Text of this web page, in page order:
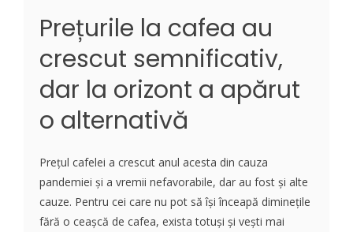
Prețurile la cafea au
crescut semnificativ,
dar la orizont a apărut
o alternativă
Prețul cafelei a crescut anul acesta din cauza
pandemiei și a vremii nefavorabile, dar au fost și alte
cauze. Pentru cei care nu pot să își înceapă diminețile
fără o ceașcă de cafea, exista totuși și vești mai